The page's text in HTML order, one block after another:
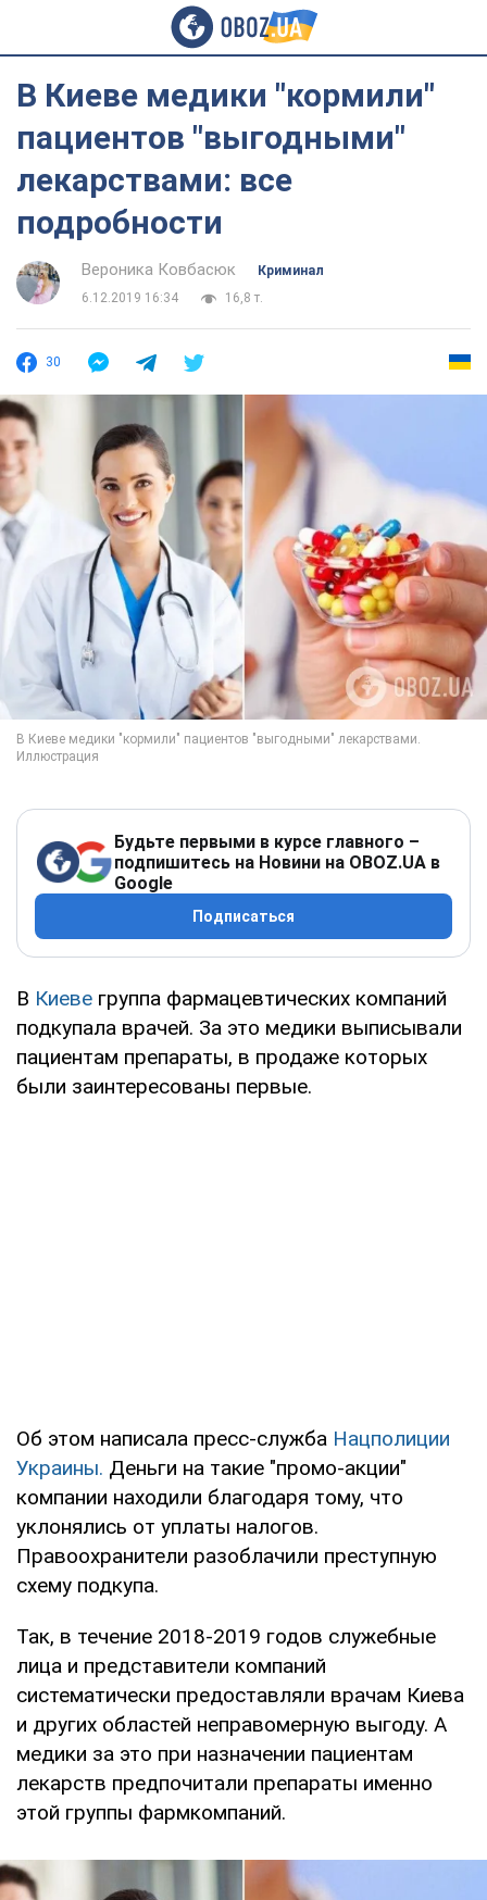
В Киеве медики "кормили"
пациентов "выгодными"
лекарствами: все
подробности
Вероника Ковбасюк
Криминал
6.12.2019 16:34
16,8 т.
30
Будьте первыми в курсе главного –
подпишитесь на Новини на OBOZ.UA в
Google
Подписаться
В Киеве группа фармацевтических компаний
подкупала врачей. За это медики выписывали
пациентам препараты, в продаже которых
были заинтересованы первые.
Об этом написала пресс-служба Нацполиции
Украины. Деньги на такие "промо-акции"
компании находили благодаря тому, что
уклонялись от уплаты налогов.
Правоохранители разоблачили преступную
схему подкупа.
Так, в течение 2018-2019 годов служебные
лица и представители компаний
систематически предоставляли врачам Киева
и других областей неправомерную выгоду. А
медики за это при назначении пациентам
лекарств предпочитали препараты именно
этой группы фармкомпаний.